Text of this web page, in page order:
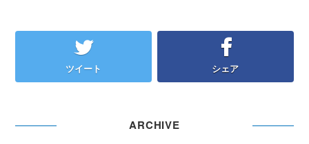
ツイート シェア
ARCHIVE